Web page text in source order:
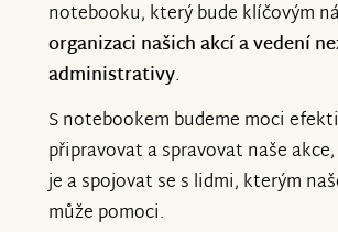
povzbuzuje k dalším krokům.
S úctou a vděčností,
tým Liberi&My
notebooku, který bude klíčovým
organizaci našich akcí a vedení
administrativy.
S notebookem budeme moci
připravovat a spravovat naše
je a spojovat se s lidmi, kterým
může pomoci.